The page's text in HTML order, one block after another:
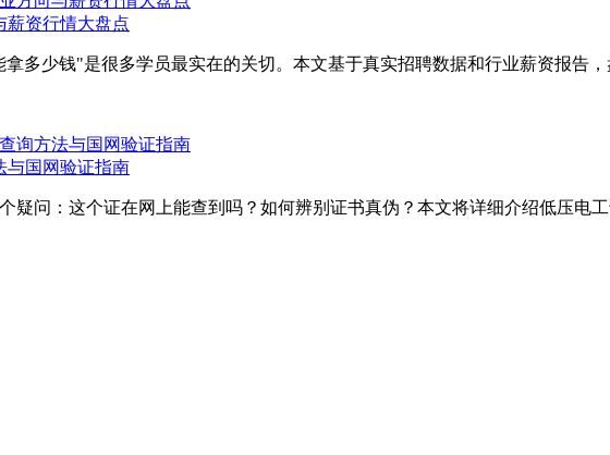
薪资行情大盘点
多少钱"是很多学员最实在的关切。本文基于真实招聘数据和行业薪资报告
与国网验证指南
疑问：这个证在网上能查到吗？如何辨别证书真伪？本文将详细介绍低压电